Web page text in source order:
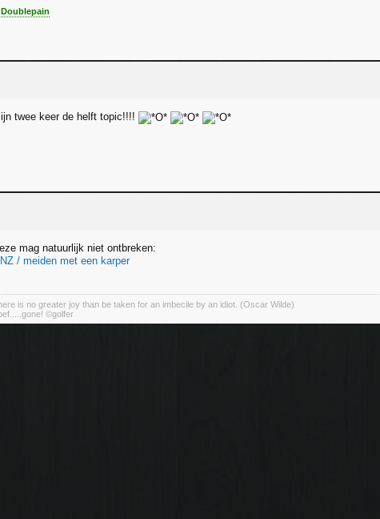
twee keer de helft topic!!!!
mag natuurlijk niet ontbreken:
/ meiden met een karper
is no greater joy than be taken for an imbecile by an idiot. (Oscar Wilde)
©golfer